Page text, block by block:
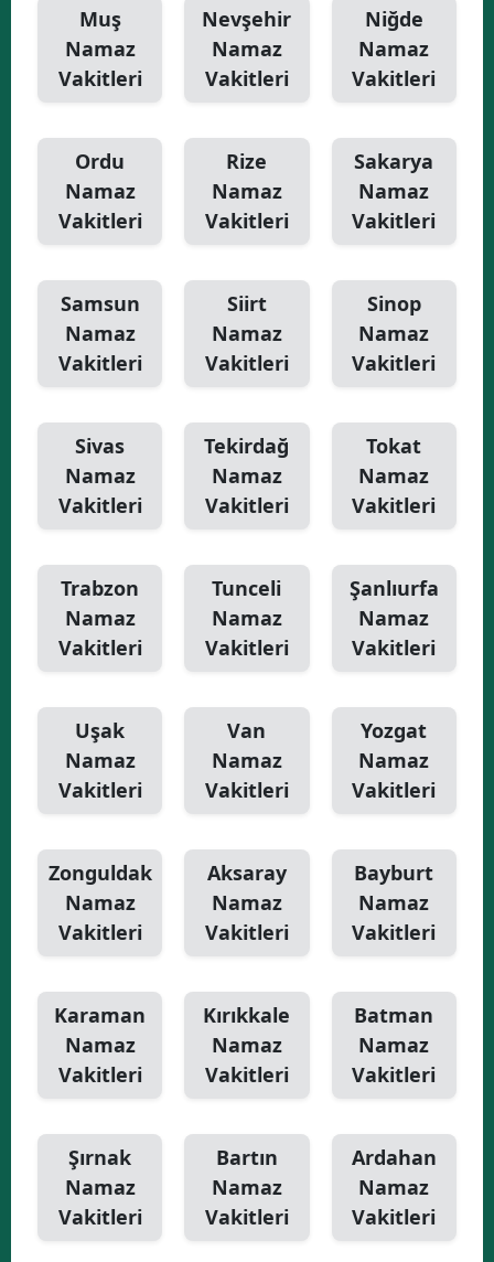
Muş
Namaz
Vakitleri
Nevşehir
Namaz
Vakitleri
Niğde
Namaz
Vakitleri
Ordu
Namaz
Vakitleri
Rize
Namaz
Vakitleri
Sakarya
Namaz
Vakitleri
Samsun
Namaz
Vakitleri
Siirt
Namaz
Vakitleri
Sinop
Namaz
Vakitleri
Sivas
Namaz
Vakitleri
Tekirdağ
Namaz
Vakitleri
Tokat
Namaz
Vakitleri
Trabzon
Namaz
Vakitleri
Tunceli
Namaz
Vakitleri
Şanlıurfa
Namaz
Vakitleri
Uşak
Namaz
Vakitleri
Van
Namaz
Vakitleri
Yozgat
Namaz
Vakitleri
Zonguldak
Namaz
Vakitleri
Aksaray
Namaz
Vakitleri
Bayburt
Namaz
Vakitleri
Karaman
Namaz
Vakitleri
Kırıkkale
Namaz
Vakitleri
Batman
Namaz
Vakitleri
Şırnak
Namaz
Vakitleri
Bartın
Namaz
Vakitleri
Ardahan
Namaz
Vakitleri